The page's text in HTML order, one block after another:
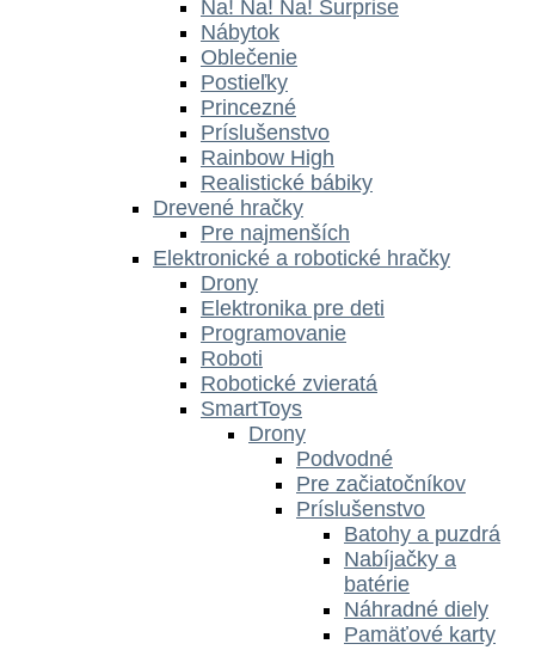
Na! Na! Na! Surprise
Nábytok
Oblečenie
Postieľky
Princezné
Príslušenstvo
Rainbow High
Realistické bábiky
Drevené hračky
Pre najmenších
Elektronické a robotické hračky
Drony
Elektronika pre deti
Programovanie
Roboti
Robotické zvieratá
SmartToys
Drony
Podvodné
Pre začiatočníkov
Príslušenstvo
Batohy a puzdrá
Nabíjačky a
batérie
Náhradné diely
Pamäťové karty